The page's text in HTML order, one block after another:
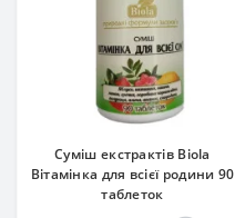
Суміш екстрактів Biola
Вітамінка для всієї родини 90
таблеток